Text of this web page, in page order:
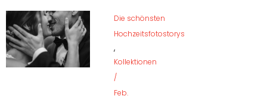
Die schönsten
Hochzeitsfotostorys
,
Kollektionen
/
Feb.